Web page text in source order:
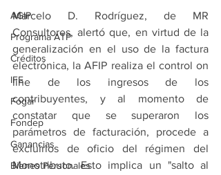
AGIP
Programa ATP
Créditos
IFE
Fogar
Fondep
Ganancias
Bienes Personales
Marcelo D. Rodríguez, de MR
Consultores, alertó que, en virtud de la
generalización en el uso de la factura
electrónica, la AFIP realiza el control on
line de los ingresos de los
contribuyentes, y al momento de
constatar que se superaron los
parámetros de facturación, procede a
excluirlos de oficio del régimen del
Monotributo. Esto implica un "salto al